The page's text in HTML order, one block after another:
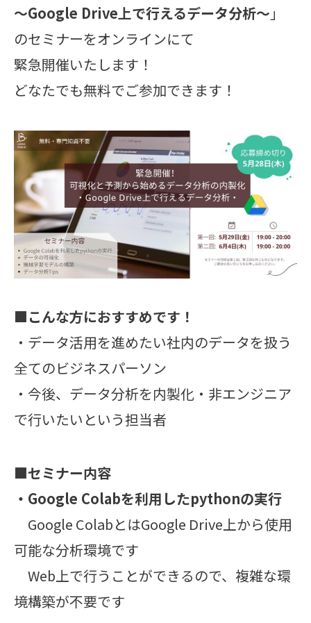
～Google Drive上で行えるデータ分析～ 」
のセミナーをオンラインにて
緊急開催いたします！
どなたでも無料でご参加できます！
■こんな方におすすめです！
・データ活用を進めたい社内のデータを扱う
全てのビジネスパーソン
・今後、データ分析を内製化・非エンジニア
で行いたいという担当者
■セミナー内容
・Google Colabを利用したpythonの実行
Google ColabとはGoogle Drive上から使用
可能な分析環境です
Web上で行うことができるので、複雑な環
境構築が不要です